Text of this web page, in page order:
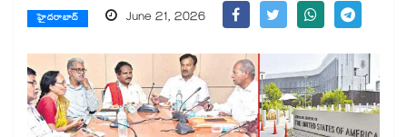
హైదరాబాద్ June 21, 2026